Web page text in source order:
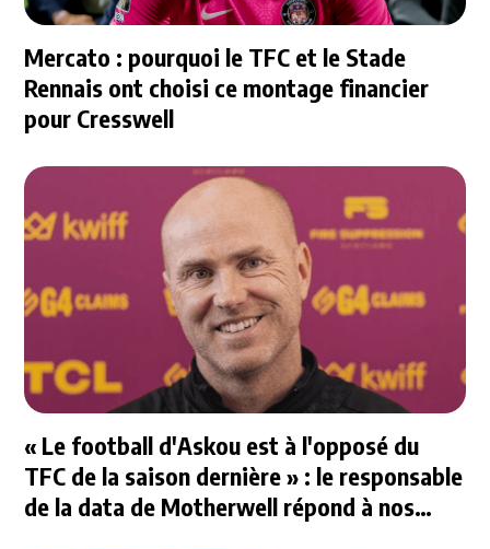
Mercato : pourquoi le TFC et le Stade
Rennais ont choisi ce montage financier
pour Cresswell
« Le football d'Askou est à l'opposé du
TFC de la saison dernière » : le responsable
de la data de Motherwell répond à nos